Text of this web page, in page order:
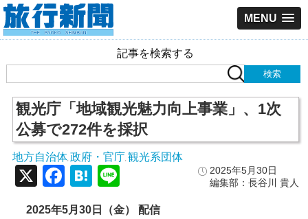
MENU
記事を検索する
観光庁「地域観光魅力向上事業」、1次
公募で272件を採択
地方自治体, 政府・官庁 観光系団体
2025年5月30日
編集部：長谷川 貴人
X Facebook
Hatena
2025年5月30日（金） 配信